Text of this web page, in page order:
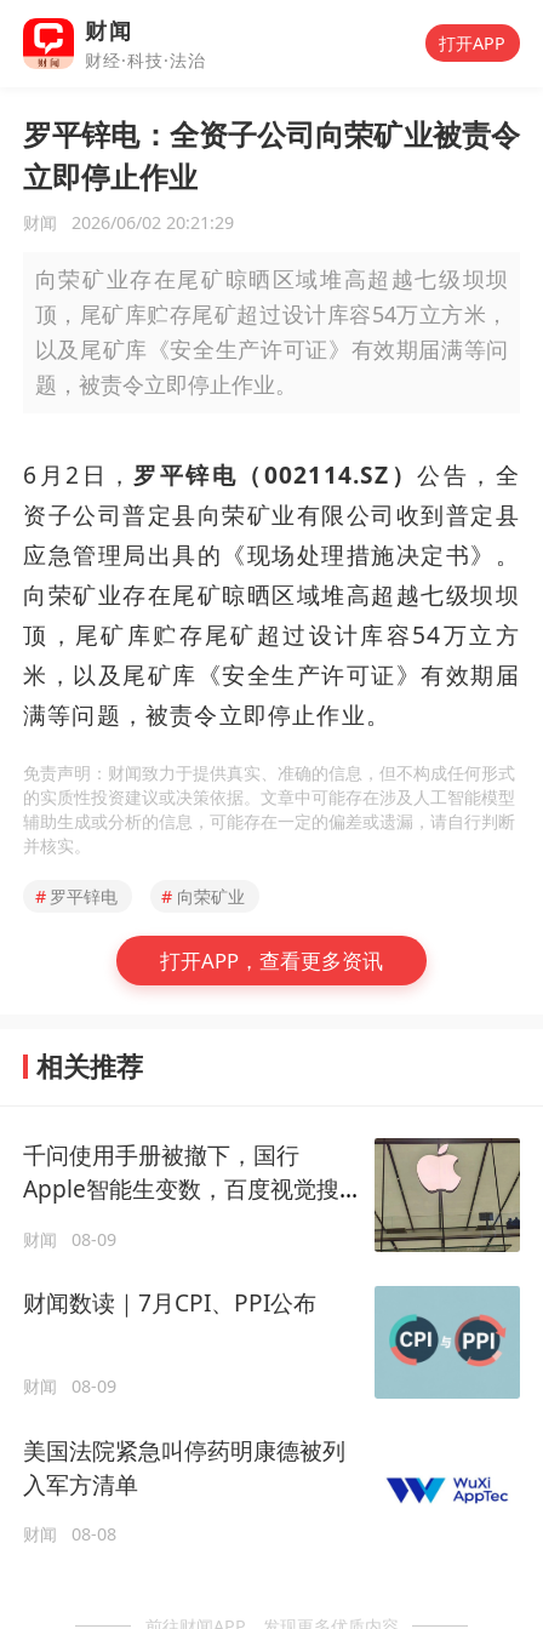
财闻
财经·科技·法治
打开APP
罗平锌电：全资子公司向荣矿业被责令
立即停止作业
财闻 2026/06/02 20:21:29
向荣矿业存在尾矿晾晒区域堆高超越七级坝坝
顶，尾矿库贮存尾矿超过设计库容54万立方米，
以及尾矿库《安全生产许可证》有效期届满等问
题，被责令立即停止作业。
6月2日， 罗平锌电（002114.SZ）公告，全
资子公司普定县向荣矿业有限公司收到普定县
应急管理局出具的《现场处理措施决定书》。
向荣矿业存在尾矿晾晒区域堆高超越七级坝坝
顶，尾矿库贮存尾矿超过设计库容54万立方
米，以及尾矿库《安全生产许可证》有效期届
满等问题，被责令立即停止作业。
免责声明：财闻致力于提供真实、准确的信息，但不构成任何形式
的实质性投资建议或决策依据。文章中可能存在涉及人工智能模型
辅助生成或分析的信息，可能存在一定的偏差或遗漏，请自行判断
并核实。
# 罗平锌电 # 向荣矿业
打开APP，查看更多资讯
相关推荐
千问使用手册被撤下，国行
Apple智能生变数，百度视觉搜
财闻 08-09
财闻数读｜7月CPI、PPI公布
财闻 08-09
美国法院紧急叫停药明康德被列
入军方清单
财闻 08-08